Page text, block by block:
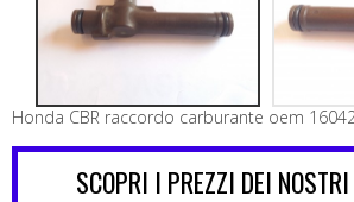
Honda CBR raccordo carburante oem
SCOPRI I PREZZI DEI